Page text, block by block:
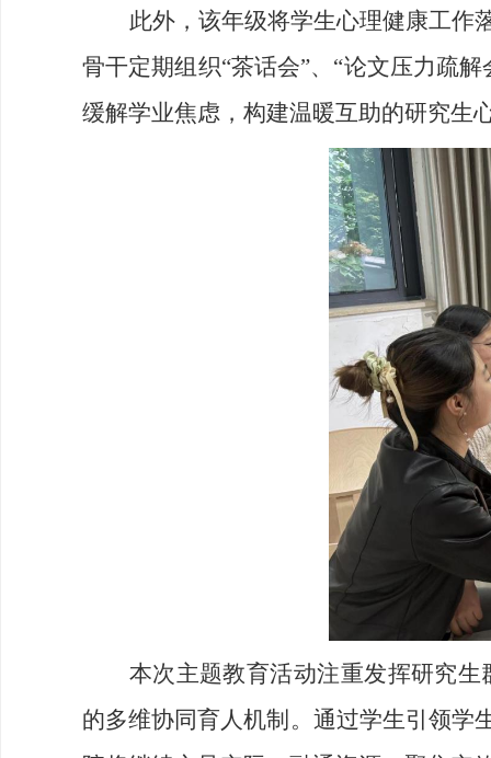
此外，该年级将学生心理健康工作
骨干定期组织“茶话会”、“论文压力疏
缓解学业焦虑，构建温暖互助的研究生
本次主题教育活动注重发挥研究
的多维协同育人机制。通过学生引领学